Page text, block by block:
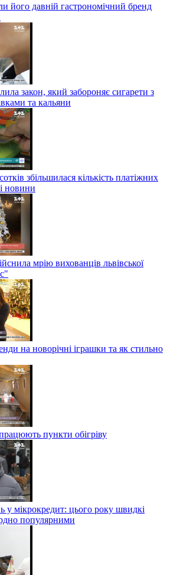
його давній гастрономічний бренд
закон, який забороняє сигарети з
та кальяни
збільшилася кількість платіжних
новини
мрію вихованців львівської
на новорічні іграшки та як стильно
пункти обігріву
у мікрокредит: цього року швидкі
популярними